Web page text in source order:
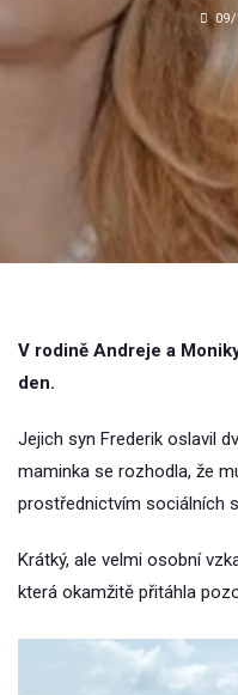
V rodině Andreje a
den.
Jejich syn Frederik oslavil
maminka se rozhodla, že
prostřednictvím sociálních
Krátký, ale velmi osobní
která okamžitě přitáhla